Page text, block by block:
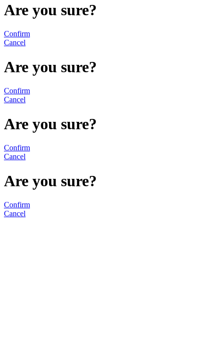
Are you sure?
Confirm
Cancel
Are you sure?
Confirm
Cancel
Are you sure?
Confirm
Cancel
Are you sure?
Confirm
Cancel